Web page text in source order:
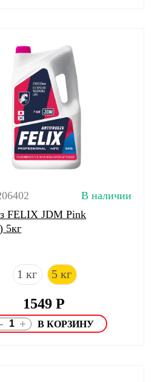
В наличии
FELIX JDM Pink
5кг
1 кг 5 кг
1549Р
- +